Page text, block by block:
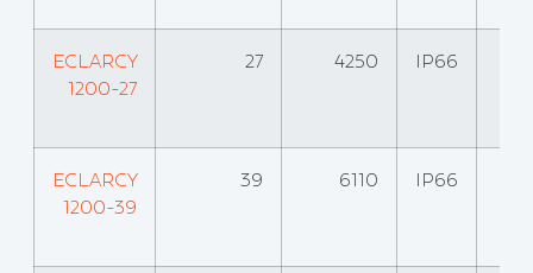
ECLARCY
1200-27
27 4250 IP66
ECLARCY
1200-39
39 6110 IP66